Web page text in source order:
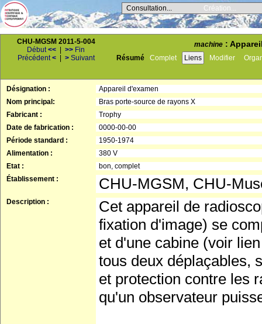
Consultation... Création...
CHU-MGSM 2011-5-004
Début<< >> Fin
Précédent< > Suivant
machine :
Résumé Complet Liens Modifier
Désignation :
Appareil d'examen
Nom principal:
Bras porte-source de rayons X
Fabricant :
Trophy
Date de fabrication :
0000-00-00
Période standard :
1950-1974
Alimentation :
380 V
Etat :
bon, complet
Établissement :
CHU-MGSM, CHU-
Description :
Cet appareil de
fixation d'image) se
et d'une cabine (voir
tous deux déplaçables,
et protection contre les
qu'un observateur